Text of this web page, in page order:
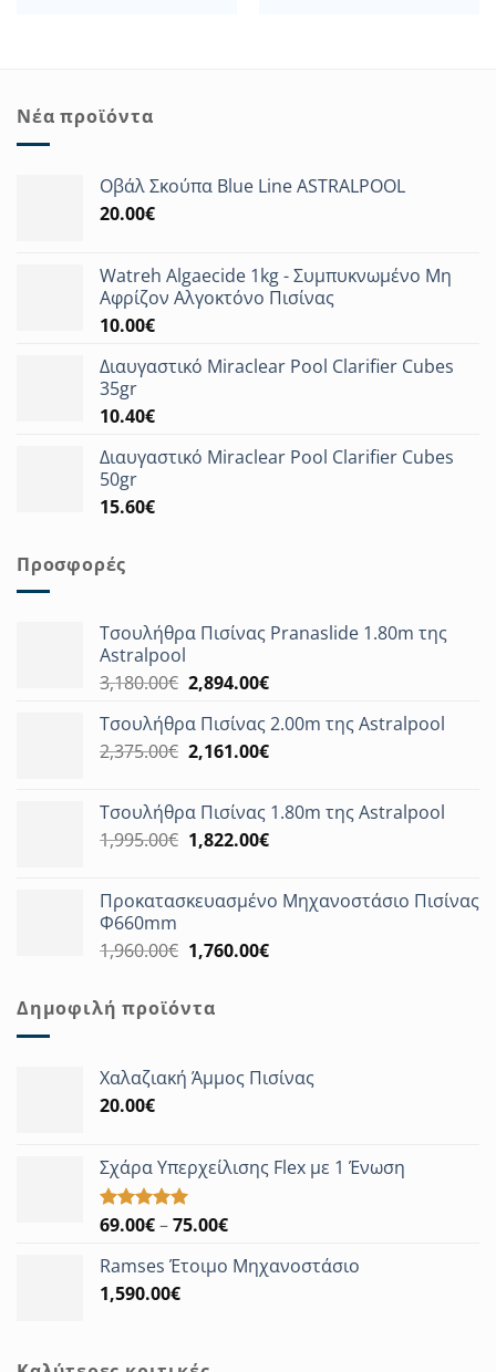
Νέα προϊόντα
Οβάλ Σκούπα Blue Line ASTRALPOOL
20.00€
Watreh Algaecide 1kg - Συμπυκνωμένο Μη
Αφρίζον Αλγοκτόνο Πισίνας
10.00€
Διαυγαστικό Miraclear Pool Clarifier Cubes
35gr
10.40€
Διαυγαστικό Miraclear Pool Clarifier Cubes
50gr
15.60€
Προσφορές
Τσουλήθρα Πισίνας Pranaslide 1.80m της
Astralpool
3,180.00€ Original
was:
3,180.00€.
2,894.00€Η
τιμή
είναι:
Τσουλήθρα Πισίνας 2.00m της Astralpool
2,375.00€ Original
2,375.00€.
2,161.00€Η
είναι:
2,161.00€.
Τσουλήθρα Πισίνας 1.80m της Astralpool
1,995.00€ Original
1,995.00€.
1,822.00€Η
είναι:
Προκατασκευασμένο Μηχανοστάσιο Πισίνας
Φ660mm
1,960.00€ Original
1,960.00€.
1,760.00€Η
Δημοφιλή προϊόντα
Χαλαζιακή Άμμος Πισίνας
20.00€
Σχάρα Υπερχείλισης Flex με 1 Ένωση
Βαθμολογήθηκε
από 5
69.00€–75.00€Price
69.00€
Ramses Έτοιμο Μηχανοστάσιο
1,590.00€